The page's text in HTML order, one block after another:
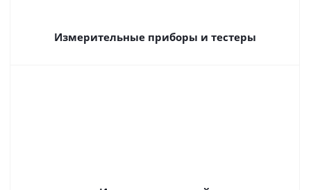
Измерительные приборы и тестеры